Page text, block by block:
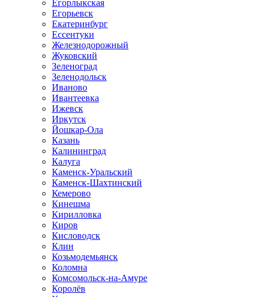
Егорлыкская
Егорьевск
Екатеринбург
Ессентуки
Железнодорожный
Жуковский
Зеленоград
Зеленодольск
Иваново
Ивантеевка
Ижевск
Иркутск
Йошкар-Ола
Казань
Калининград
Калуга
Каменск-Уральский
Каменск-Шахтинский
Кемерово
Кинешма
Кирилловка
Киров
Кисловодск
Клин
Козьмодемьянск
Коломна
Комсомольск-на-Амуре
Королёв